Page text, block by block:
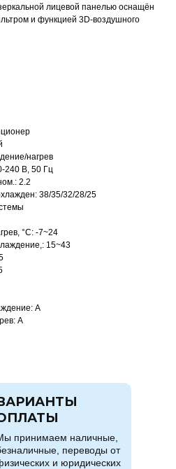
лицевой панелью оснащён
и функцией 3D-воздушного
нагрев
240 В, 50 Гц
2.2
38/35/32/28/25
°C: -7~24
15~43
A
A
принимаем наличные,
переводы от
и юридических